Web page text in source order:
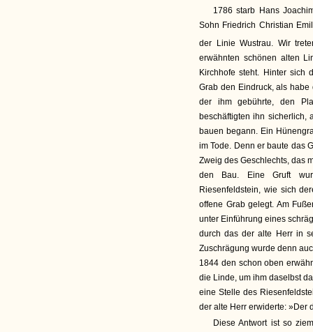
1786 starb Hans
Sohn Friedrich Christian
der Linie Wustrau. Wir
erwähnten schönen alten
Kirchhofe steht. Hinter sich
Grab den Eindruck, als
der ihm gebührte, den
beschäftigten ihn sicherlich,
bauen begann. Ein
im Tode. Denn er baute das
Zweig des Geschlechts, das
den Bau. Eine Gruft
Riesenfeldstein, wie sich
offene Grab gelegt. Am
unter Einführung eines
durch das der alte Herr in
Zuschrägung wurde denn
1844 den schon oben
die Linde, um ihm daselbst
eine Stelle des
der alte Herr erwiderte: »Der
Diese Antwort ist so